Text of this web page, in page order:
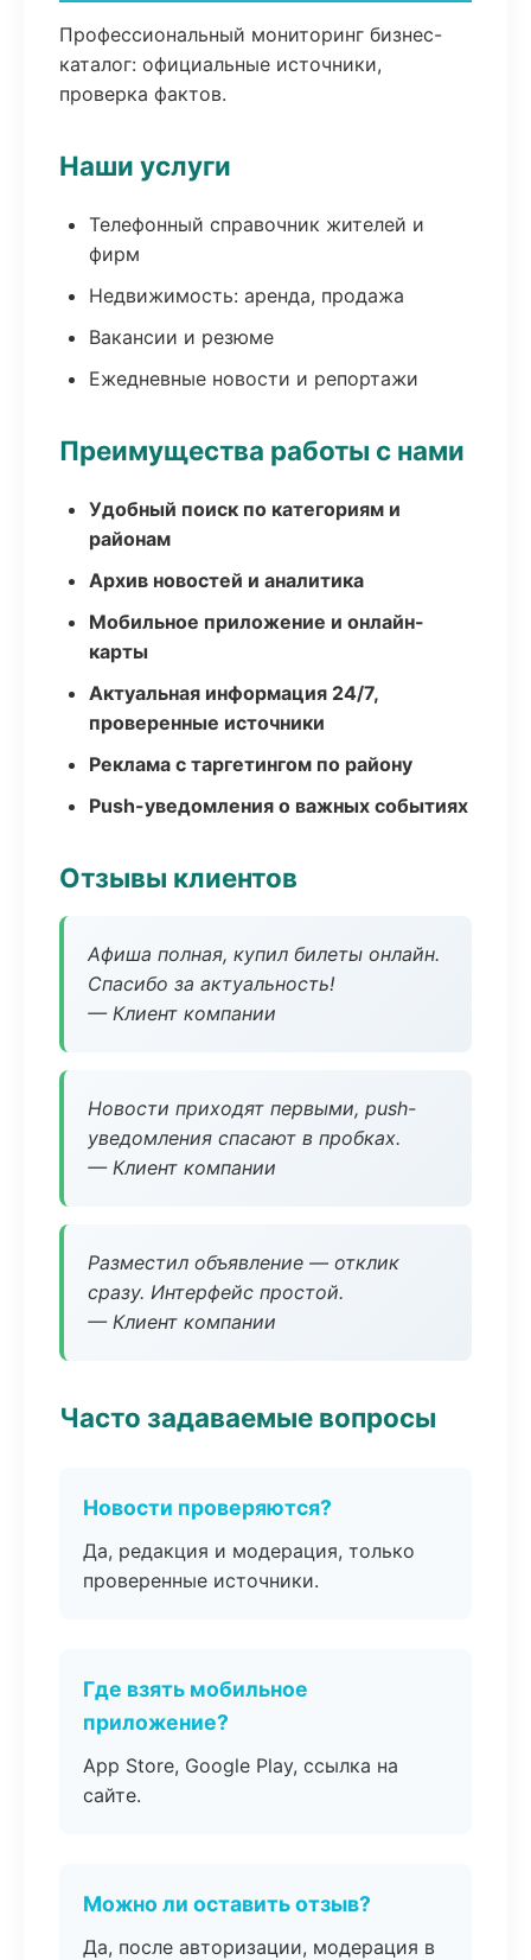
Профессиональный мониторинг бизнес-
каталог: официальные источники,
проверка фактов.
Наши услуги
Телефонный справочник жителей и
фирм
Недвижимость: аренда, продажа
Вакансии и резюме
Ежедневные новости и репортажи
Преимущества работы с нами
Удобный поиск по категориям и
районам
Архив новостей и аналитика
Мобильное приложение и онлайн-
карты
Актуальная информация 24/7,
проверенные источники
Реклама с таргетингом по району
Push-уведомления о важных событиях
Отзывы клиентов
Афиша полная, купил билеты онлайн.
Спасибо за актуальность!
— Клиент компании
Новости приходят первыми, push-
уведомления спасают в пробках.
— Клиент компании
Разместил объявление — отклик
сразу. Интерфейс простой.
— Клиент компании
Часто задаваемые вопросы
Новости проверяются?
Да, редакция и модерация, только
проверенные источники.
Где взять мобильное
приложение?
App Store, Google Play, ссылка на
сайте.
Можно ли оставить отзыв?
Да, после авторизации, модерация в